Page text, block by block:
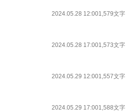
2024.05.28 12:001,579文字
2024.05.28 17:001,573文字
2024.05.29 12:001,557文字
2024.05.29 17:001,588文字